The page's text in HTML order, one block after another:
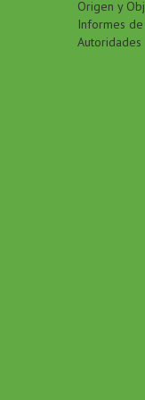
Origen y
Informes
Autoridades